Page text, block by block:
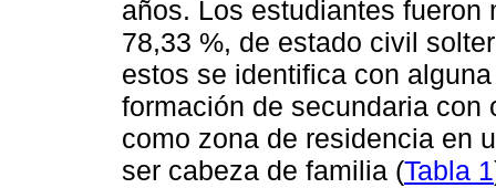
años. Los estudiantes fueron
78,33 %, de estado civil
estos se identifica con
formación de secundaria con
como zona de residencia en
ser cabeza de familia (Tabla 1